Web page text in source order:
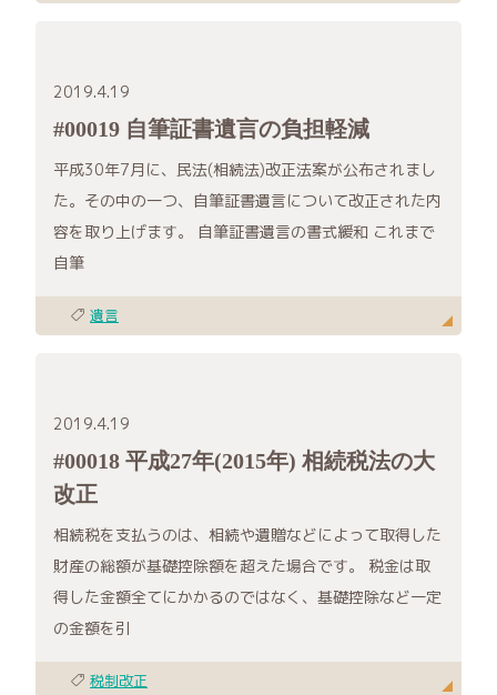
2019.4.19
#00019 自筆証書遺言の負担軽減
平成30年7月に、民法(相続法)改正法案が公布されまし
た。その中の一つ、自筆証書遺言について改正された内
容を取り上げます。 自筆証書遺言の書式緩和 これまで
自筆
遺言
2019.4.19
#00018 平成27年(2015年) 相続税法の大
改正
相続税を支払うのは、相続や遺贈などによって取得した
財産の総額が基礎控除額を超えた場合です。 税金は取
得した金額全てにかかるのではなく、基礎控除など一定
の金額を引
税制改正